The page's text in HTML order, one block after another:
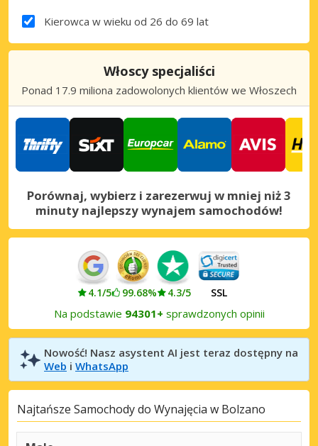
Kierowca w wieku od 26 do 69 lat
Włoscy specjaliści
Ponad 17.9 miliona zadowolonych klientów we Włoszech
Porównaj, wybierz i zarezerwuj w mniej niż 3
minuty najlepszy wynajem samochodów!
4.1/5 99.68% 4.3/5 SSL
Na podstawie 94301+ sprawdzonych opinii
Nowość! Nasz asystent AI jest teraz dostępny na
Web i WhatsApp
Najtańsze Samochody do Wynajęcia w Bolzano